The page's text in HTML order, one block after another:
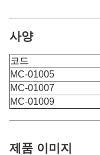
사양
코드
MC-01005
MC-01007
MC-01009
제품 이미지